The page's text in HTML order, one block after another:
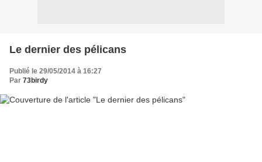
Le dernier des pélicans
Publié le 29/05/2014 à 16:27
Par 73birdy